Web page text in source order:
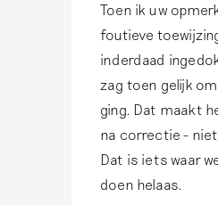
t
e
L
i
s
a
,
e
Toen ik uw
foutieve
inderdaad
zag toen gelijk
ging. Dat maakt
na correctie -
Dat is iets waar
doen helaas.